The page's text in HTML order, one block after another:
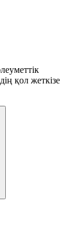
қол жеткізе